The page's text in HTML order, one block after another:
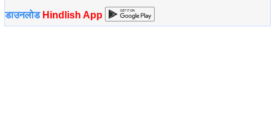
डाउनलोड Hindlish App